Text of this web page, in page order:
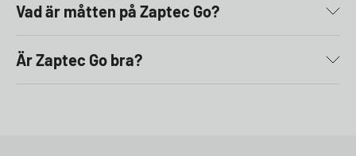
Vad är måtten på Zaptec Go?
Är Zaptec Go bra?